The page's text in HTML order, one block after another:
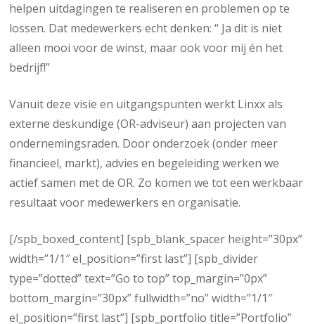
helpen uitdagingen te realiseren en problemen op te
lossen. Dat medewerkers echt denken: “ Ja dit is niet
alleen mooi voor de winst, maar ook voor mij én het
bedrijf!”
Vanuit deze visie en uitgangspunten werkt Linxx als
externe deskundige (OR-adviseur) aan projecten van
ondernemingsraden. Door onderzoek (onder meer
financieel, markt), advies en begeleiding werken we
actief samen met de OR. Zo komen we tot een werkbaar
resultaat voor medewerkers en organisatie.
[/spb_boxed_content] [spb_blank_spacer height=”30px”
width=”1/1″ el_position=”first last”] [spb_divider
type=”dotted” text=”Go to top” top_margin=”0px”
bottom_margin=”30px” fullwidth=”no” width=”1/1″
el_position=”first last”] [spb_portfolio title=”Portfolio”